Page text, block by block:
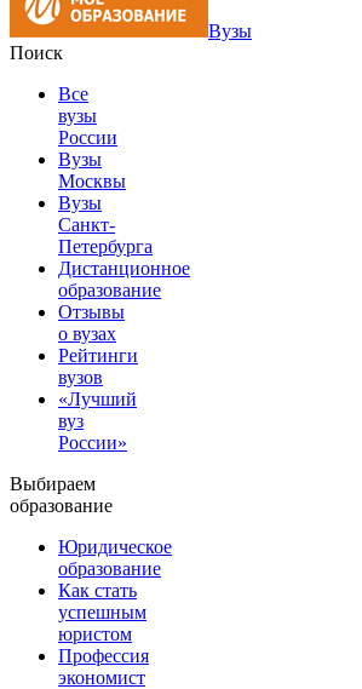
Вузы
Поиск
Все
вузы
России
Вузы
Москвы
Вузы
Санкт-
Петербурга
Дистанционное
образование
Отзывы
о вузах
Рейтинги
вузов
«Лучший
вуз
России»
Выбираем
образование
Юридическое
образование
Как стать
успешным
юристом
Профессия
экономист